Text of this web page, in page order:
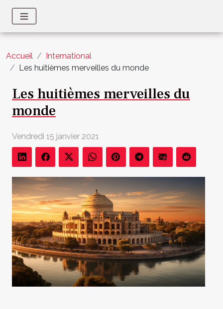
Accueil
International
Les huitièmes merveilles du monde
Les huitièmes merveilles du
monde
Vendredi 15 janvier 2021